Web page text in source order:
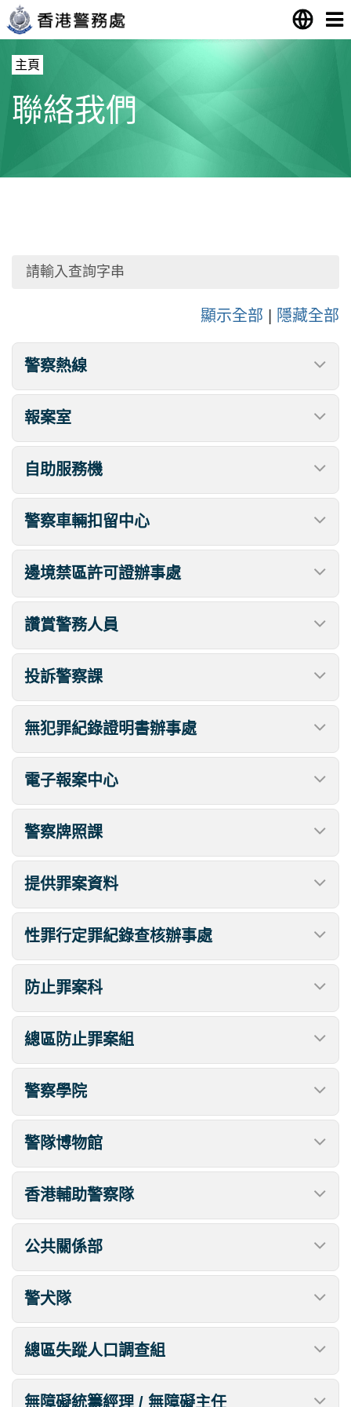
主頁
聯絡我們
顯示全部 隱藏全部
警察熱線
報案室
自助服務機
警察車輛扣留中心
邊境禁區許可證辦事處
讚賞警務人員
投訴警察課
無犯罪紀錄證明書辦事處
電子報案中心
警察牌照課
提供罪案資料
性罪行定罪紀錄查核辦事處
防止罪案科
總區防止罪案組
警察學院
警隊博物館
香港輔助警察隊
公共關係部
警犬隊
總區失蹤人口調查組
無障礙統籌經理 / 無障礙主任